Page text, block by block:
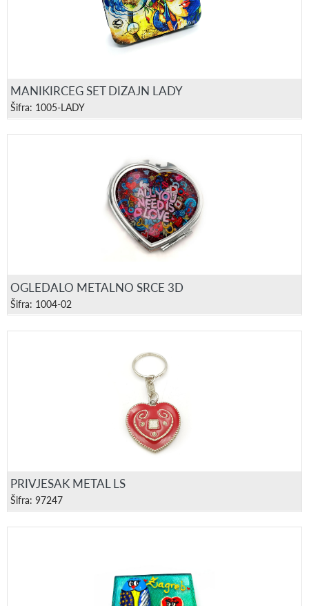
MANIKIRCEG SET DIZAJN LADY
Šifra: 1005-LADY
OGLEDALO METALNO SRCE 3D
Šifra: 1004-02
PRIVJESAK METAL LS
Šifra: 97247